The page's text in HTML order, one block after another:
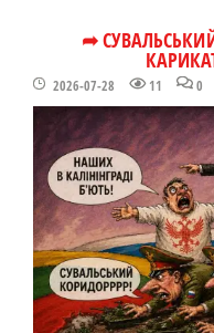
➦
2026-07-28 11 0